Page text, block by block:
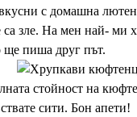
с домашна
зле. На мен най- ми
ще пиша друг път.
стойност на
сити. Бон апети!